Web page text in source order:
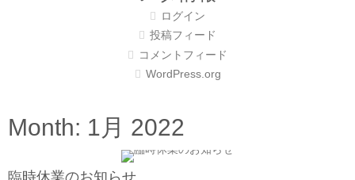
ログイン
投稿フィード
コメントフィード
WordPress.org
Month: 1月 2022